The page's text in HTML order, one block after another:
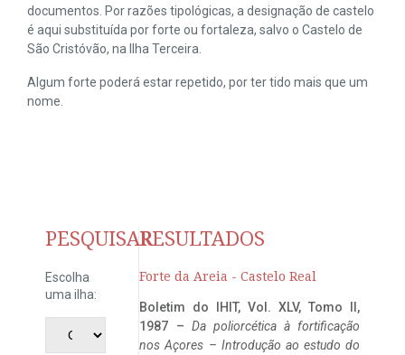
documentos. Por razões tipológicas, a designação de castelo
é aqui substituída por forte ou fortaleza, salvo o Castelo de
São Cristóvão, na Ilha Terceira.
Algum forte poderá estar repetido, por ter tido mais que um
nome.
PESQUISAR
Escolha
uma ilha:
RESULTADOS
Forte da Areia - Castelo Real
Boletim do IHIT, Vol. XLV, Tomo II,
1987 – Da poliorcética à fortificação
nos Açores – Introdução ao estudo do